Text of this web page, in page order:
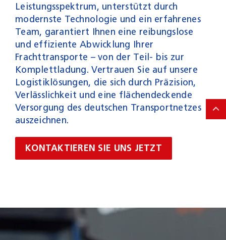
Leistungsspektrum, unterstützt durch
modernste Technologie und ein erfahrenes
Team, garantiert Ihnen eine reibungslose
und effiziente Abwicklung Ihrer
Frachttransporte – von der Teil- bis zur
Komplettladung. Vertrauen Sie auf unsere
Logistiklösungen, die sich durch Präzision,
Verlässlichkeit und eine flächendeckende
Versorgung des deutschen Transportnetzes
auszeichnen.
KONTAKTIEREN SIE UNS JETZT